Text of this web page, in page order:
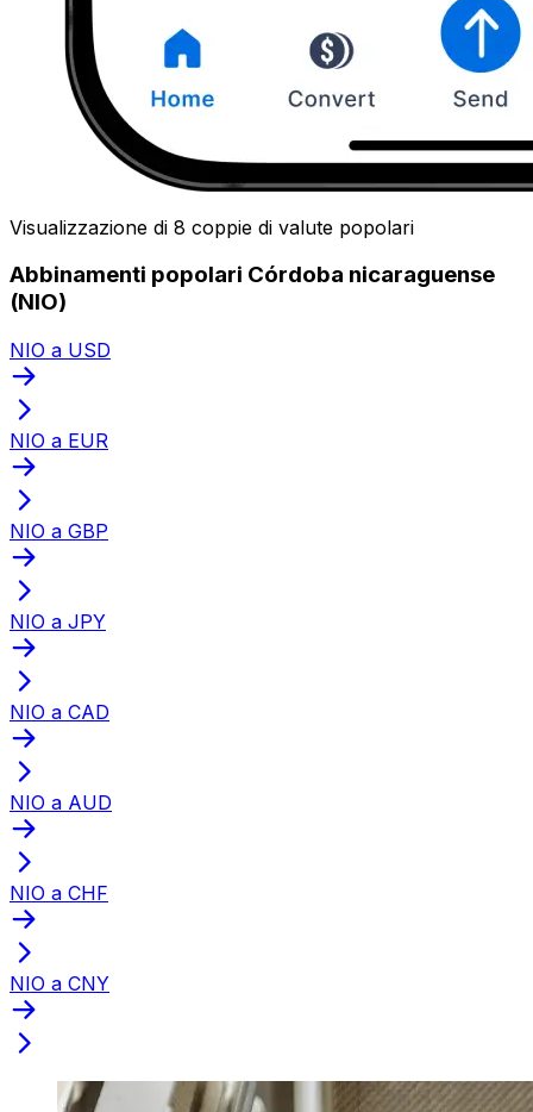
Visualizzazione di 8 coppie di valute popolari
Abbinamenti popolari Córdoba nicaraguense
(NIO)
NIO a USD
NIO a EUR
NIO a GBP
NIO a JPY
NIO a CAD
NIO a AUD
NIO a CHF
NIO a CNY